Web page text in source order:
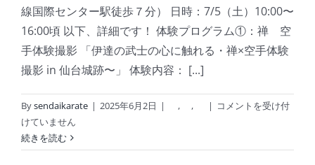
大
会
出
び、
報
線国際センター駅徒歩７分） 日時：7/5（土）10:00〜
16:00頃 以下、詳細です！ 体験プログラム①：禅 空
手体験撮影 「伊達の武士の心に触れる・禅×空手体験
撮影 in 仙台城跡〜」 体験内容： [...]
Bysendaikarate | 2025年6月2日 | , , | 空
験
コメントを受け付
けていません
続きを読む